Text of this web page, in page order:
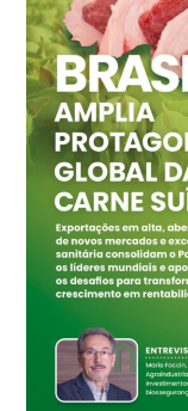
R$ 155,59
cx
Ovo Vermelho -
Vermelho
R$ 159,31
cx
Ovo Branco -
Bastos (SP)
R$ 134,42
cx
Ovo Vermelho -
Bastos (SP)
R$ 148,56